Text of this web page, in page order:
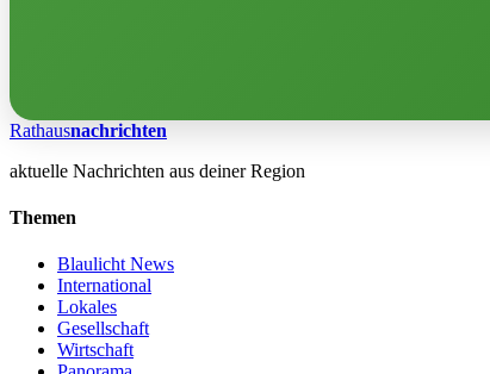
Rathausnachrichten
aktuelle Nachrichten aus deiner Region
Themen
Blaulicht News
International
Lokales
Gesellschaft
Wirtschaft